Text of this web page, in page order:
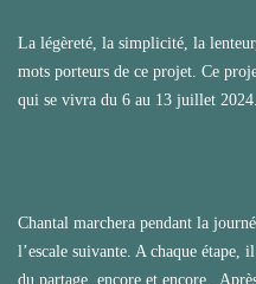
La légèreté, la simplicité, la
mots porteurs de ce projet. Ce
qui se vivra du 6 au 13 juillet 2024.
Chantal marchera pendant la
l’escale suivante. A chaque étape,
du partage, encore et encore.